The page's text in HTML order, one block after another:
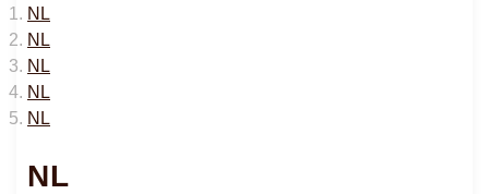
NL
NL
NL
NL
NL
NL